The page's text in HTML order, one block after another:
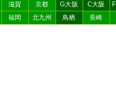
滋賀 京都 G大阪 C大阪
福岡 北九州 鳥栖 長崎